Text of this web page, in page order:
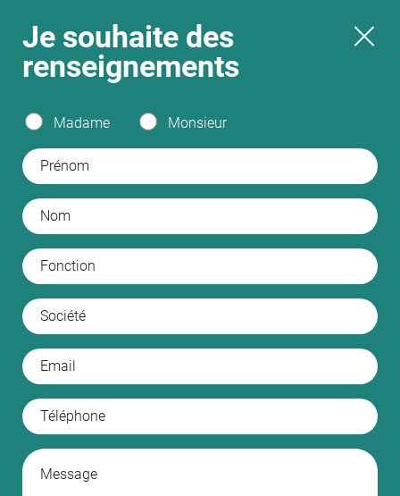
Je souhaite des
renseignements
Madame Monsieur